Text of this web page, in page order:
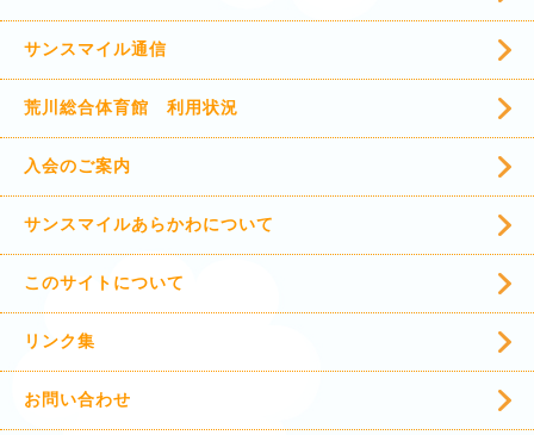
サンスマイル通信
荒川総合体育館 利用状況
入会のご案内
サンスマイルあらかわについて
このサイトについて
リンク集
お問い合わせ